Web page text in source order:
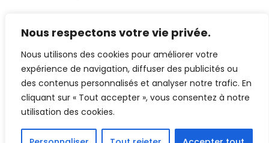
Nous respectons votre vie privée.
Nous utilisons des cookies pour améliorer votre
expérience de navigation, diffuser des publicités ou
des contenus personnalisés et analyser notre trafic. En
cliquant sur « Tout accepter », vous consentez à notre
utilisation des cookies.
©GuinguetteChezAlriq2026
Création site internetYOSOY studio